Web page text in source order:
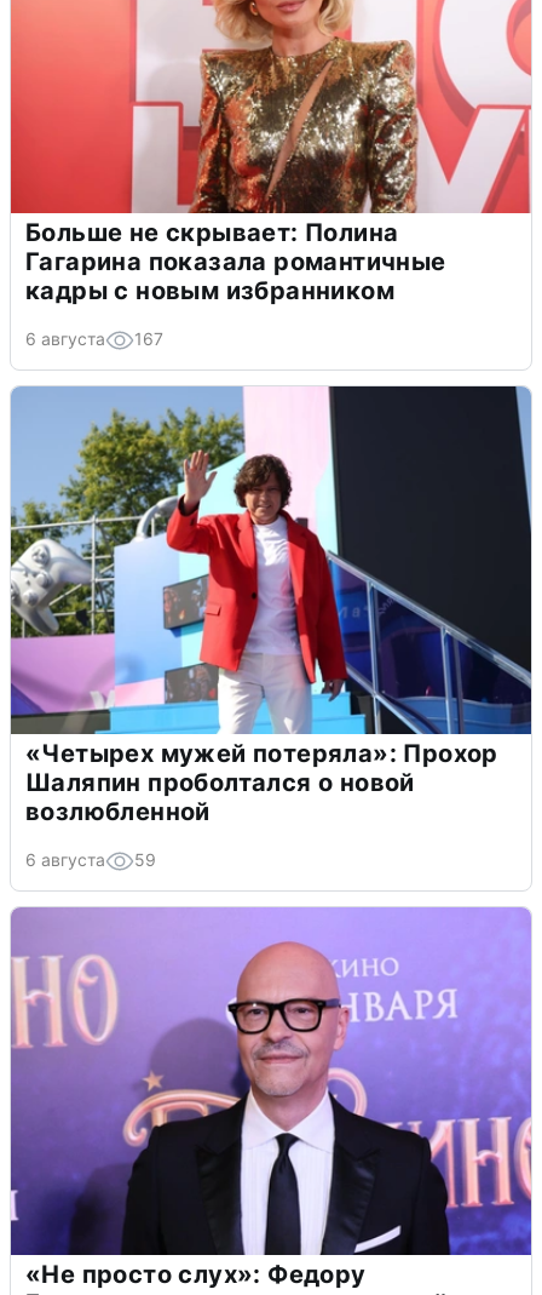
Больше не скрывает: Полина
Гагарина показала романтичные
кадры с новым избранником
6 августа 167
«Четырех мужей потеряла»: Прохор
Шаляпин проболтался о новой
возлюбленной
6 августа 59
«Не просто слух»: Федору